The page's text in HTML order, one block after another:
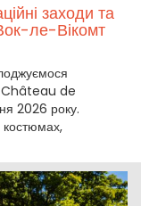
заходи та
ле-Вікомт
Château de
2026 року.
костюмах,